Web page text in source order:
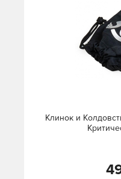
Клинок и